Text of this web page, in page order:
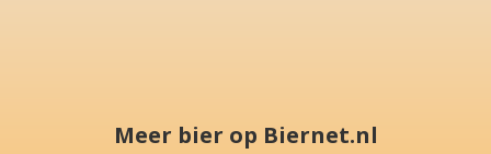
Meer bier op Biernet.nl